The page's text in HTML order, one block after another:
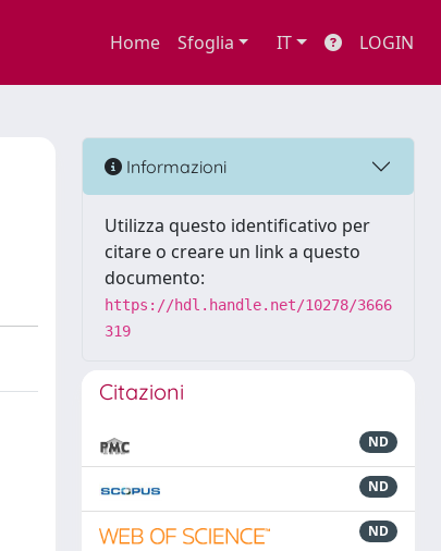
Home Sfoglia IT LOGIN
Informazioni
Utilizza questo identificativo per
citare o creare un link a questo
documento:
https://hdl.handle.net/10278/3666
319
Citazioni
ND
ND
ND